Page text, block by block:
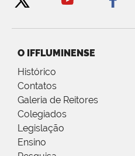
O IFFLUMINENSE
Histórico
Contatos
Galeria de Reitores
Colegiados
Legislação
Ensino